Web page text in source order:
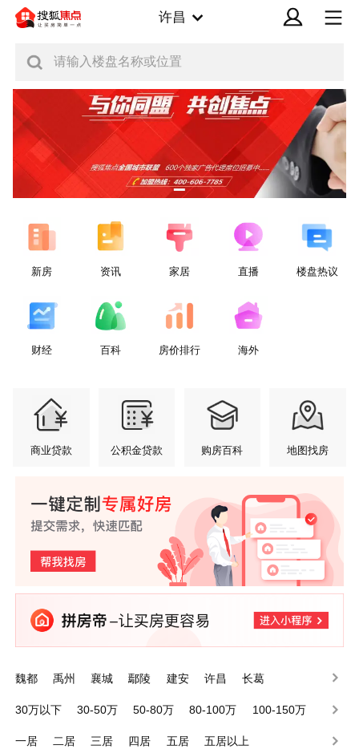
许昌
请输入楼盘名称或位置
新房 资讯 家居 直播 楼盘热议
财经 百科 房价排行 海外
商业贷款 公积金贷款 购房百科 地图找房
魏都 禹州 襄城 鄢陵 建安 许昌 长葛
30万以下 30-50万 50-80万 80-100万
100-150万
一居
二居 三居 四居 五居 五居以上